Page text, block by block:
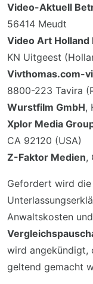
Video-Aktuell
56414 Meudt
Video Art Holland
KN Uitgeest
Vivthomas.com-
8800-223 Tavira
Wurstfilm GmbH,
Xplor Media
CA 92120 (USA)
Z-Faktor Medien,
Gefordert wird
Anwaltskosten
wird angekündigt,
geltend gemacht